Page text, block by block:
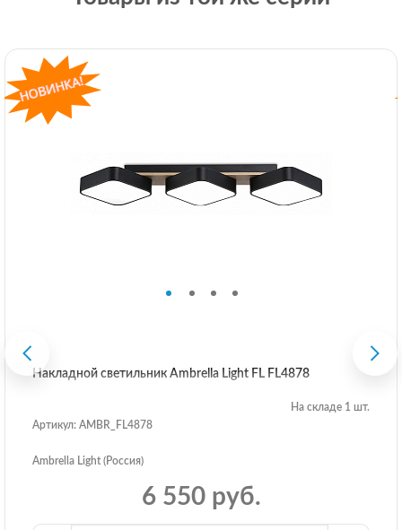
Накладной светильник Ambrella Light FL FL4878
На складе 1 шт.
Артикул: AMBR_FL4878
Ambrella Light (Россия)
6 550 руб.